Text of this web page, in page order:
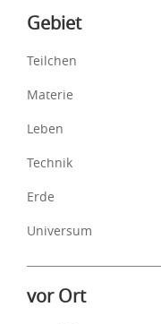
Inhalte
Gebiet
Teilchen
Materie
Leben
Technik
Erde
Universum
vor Ort